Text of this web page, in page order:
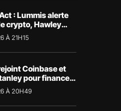
: Lummis alerte
crypto, Hawley
À 21H15
Coinbase et
pour financer
À 20H49